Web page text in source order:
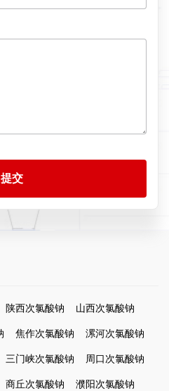
提交
陕西次氯酸钠
山西次氯酸钠
焦作次氯酸钠
漯河次氯酸钠
三门峡次氯酸钠
周口次氯酸钠
商丘次氯酸钠
濮阳次氯酸钠